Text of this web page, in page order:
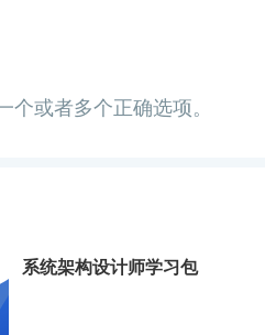
个或者多个正确选项。
系统架构设计师学习包